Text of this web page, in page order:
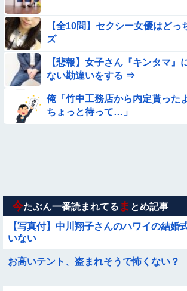
【画像】女さん「彼氏が強制わいせつで捕ま
来た」ﾊﾟｼｬｯ
【動画】白人「日本で一番美味い食べ物はこ
ろ！飛ぶぞ」
【動画】南米系のデカパイぽっちゃり女さ
ｗｗｗｗｗｗｗ
【悲報】昭和世代さん、「1時間弱」は1時
時間強」は1時間＋αだと思ってる😭
【全10問】セクシー女優はどっ
ズ
【悲報】女子さん『キンタマ』
ない勘違いをする ⇒
俺「竹中工務店から内定貰った
ちょっと待って…」
今たぶん一番読まれてる ま とめ記事
【写真付】中川翔子さんのハワイの結婚
いない
お高いテント、盗まれそうで怖くない？